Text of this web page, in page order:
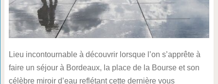
Lieu incontournable à découvrir lorsque l’on s’apprête à
faire un séjour à Bordeaux, la place de la Bourse et son
célèbre miroir d’eau reflétant cette dernière vous